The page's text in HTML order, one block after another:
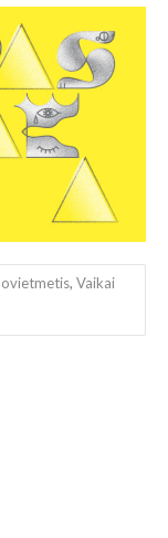
, Vaikai